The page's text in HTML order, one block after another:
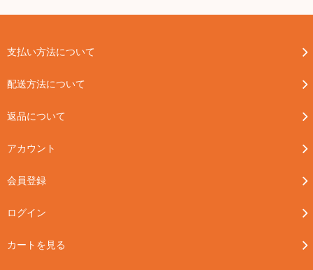
支払い方法について
配送方法について
返品について
アカウント
会員登録
ログイン
カートを見る